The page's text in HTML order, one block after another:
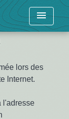
menu
lors des
Internet.
l'adresse